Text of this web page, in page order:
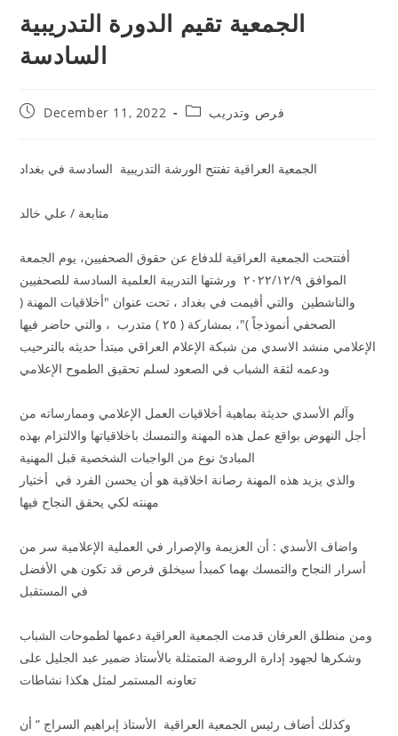
الجمعية تقيم الدورة التدريبية
السادسة
December 11, 2022 فرص وتدريب
متابعة / علي خالد
أفتتحت الجمعية العراقية للدفاع عن حقوق الصحفيين، يوم الجمعة
الموافق ٢٠٢٢/١٢/٩ ورشتها التدريبة العلمية السادسة للصحفيين
والناشطين والتي أقيمت في بغداد ، تحت عنوان "أخلاقيات المهنة (
الصحفي أنموذجاً )"، بمشاركة ( ٢٥ ) متدرب ، والتي حاضر فيها
الإعلامي منشد الاسدي من شبكة الإعلام العراقي مبتدأ حديثه بالترحيب
ودعمه لثقة الشباب في الصعود لسلم تحقيق الطموح الإعلامي
وآلم الأسدي حديثة بماهية أخلاقيات العمل الإعلامي وممارساته من
أجل النهوض بواقع عمل هذه المهنة والتمسك باخلاقياتها والالتزام بهذه
والذي يزيد هذه المهنة رصانة اخلاقية هو أن يحسن الفرد في أختيار
واضاف الأسدي : أن العزيمة والإصرار في العملية الإعلامية سر من
أسرار النجاح والتمسك بهما كمبدأ سيخلق فرص قد تكون هي الأفضل
ومن منطلق العرفان قدمت الجمعية العراقية دعمها لطموحات الشباب
وشكرها لجهود إدارة الروضة المتمثلة بالأستاذ ضمير عبد الجليل على
وكذلك أضاف رئيس الجمعية العراقية الأستاذ إبراهيم السراج “ أن